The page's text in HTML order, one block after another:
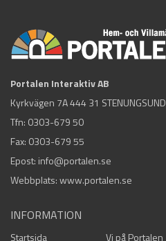
Portalen Interaktiv AB
Kyrkvägen 7A 444 31 STENUNGSUND
Tfn: 0303-679 50
Fax: 0303-679 55
Epost: info@portalen.se
Webbplats: www.portalen.se
INFORMATION
Startsida Vi på Portalen